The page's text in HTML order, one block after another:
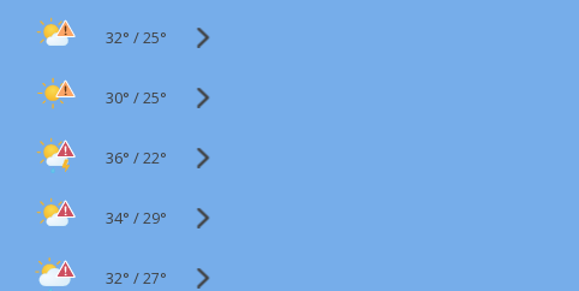
32° /25°
30° /25°
36° /22°
34° /29°
32° /27°